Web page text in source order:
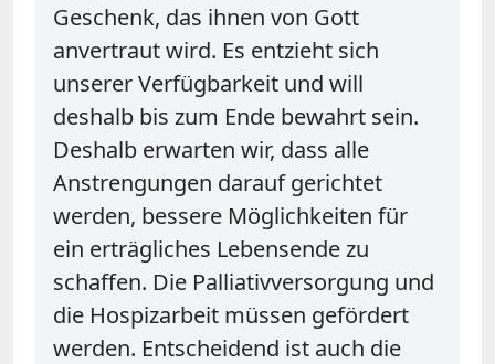
Geschenk, das ihnen von Gott
anvertraut wird. Es entzieht sich
unserer Verfügbarkeit und will
deshalb bis zum Ende bewahrt sein.
Deshalb erwarten wir, dass alle
Anstrengungen darauf gerichtet
werden, bessere Möglichkeiten für
ein erträgliches Lebensende zu
schaffen. Die Palliativversorgung und
die Hospizarbeit müssen gefördert
werden. Entscheidend ist auch die